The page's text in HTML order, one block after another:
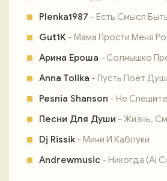
Plenka1987 - Есть Смысл
Gut1K - Мама Прости Меня
Арина Ероша - Солнышко
Anna Tolika - Пусть Поёт
Pesnia Shanson - Не
Песни Для Души - Жизнь,
Dj Rissik - Мини И Каблуки
Andrewmusic - Никогда (Ai